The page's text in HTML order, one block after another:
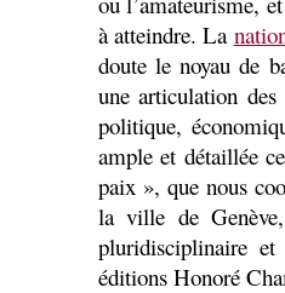
à atteindre. La
doute le noyau de
une articulation des
politique,
ample et détaillée
paix », que nous
la ville de
pluridisciplinaire et
éditions Honoré